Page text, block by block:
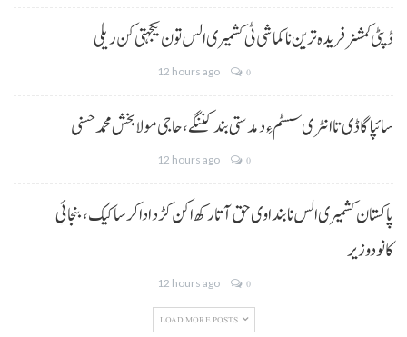
ڈپٹی کمشنر فریدہ ترین نا کماشی ٹی کشمیری الس تون یکجہتی کن ریلی
12 hours ago 0
سائپا گاڈی تا انٹری سسٹم ءِ دمدستی بند کننگے، حاجی مولا بخش محمد حسنی
12 hours ago 0
پاکستان کشمیری الس نا بنداوی حق آتا رکھ اکن کڑد ادا کرسا کیک ،بنجائی
کانودوزیر
12 hours ago 0
LOAD MORE POSTS